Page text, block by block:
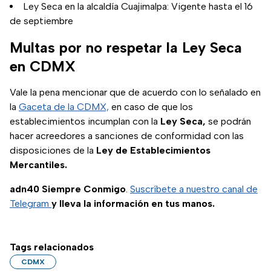
Ley Seca en la alcaldía Cuajimalpa: Vigente hasta el 16
de septiembre
Multas por no respetar la Ley Seca
en CDMX
Vale la pena mencionar que de acuerdo con lo señalado en
la Gaceta de la CDMX, en caso de que los
establecimientos incumplan con la Ley Seca, se podrán
hacer acreedores a sanciones de conformidad con las
disposiciones de la Ley de Establecimientos
Mercantiles.
adn40 Siempre Conmigo. Suscríbete a nuestro canal de
Telegram y lleva la información en tus manos.
Tags relacionados
CDMX